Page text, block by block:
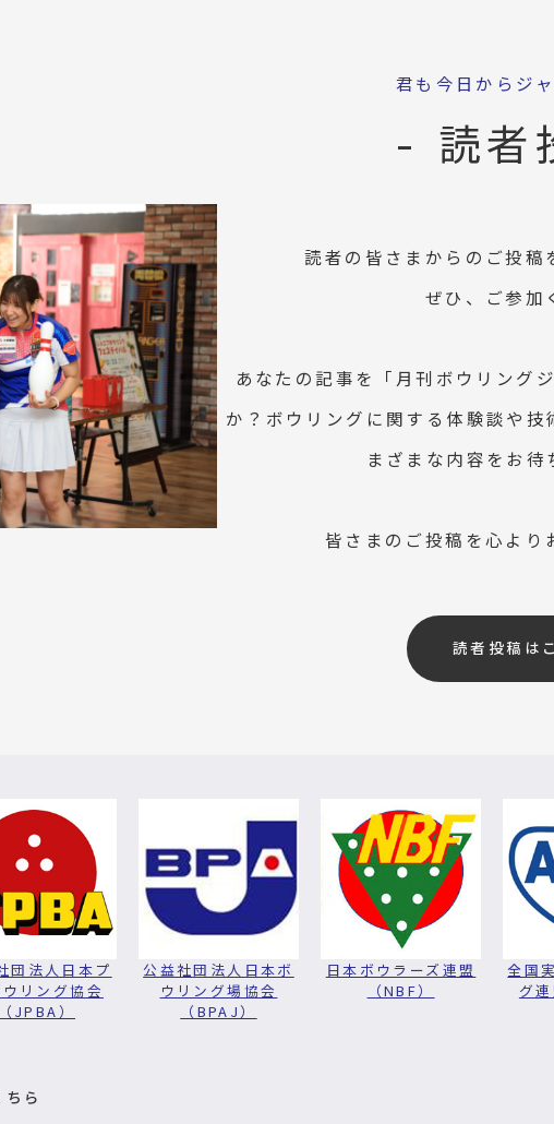
君も今日からジ
- 読者
読者の皆さまからのご投稿
ぜひ、ご参加
あなたの記事を「月刊ボウリング
か？ボウリングに関する体験談や
まざまな内容をお待
皆さまのご投稿を心より
読者投稿は
団法人日本プ
リング協会
（JPBA）
公益社団法人日本ボ
ウリング場協会
（BPAJ）
日本ボウラーズ連盟
（NBF）
全国
グ
ら